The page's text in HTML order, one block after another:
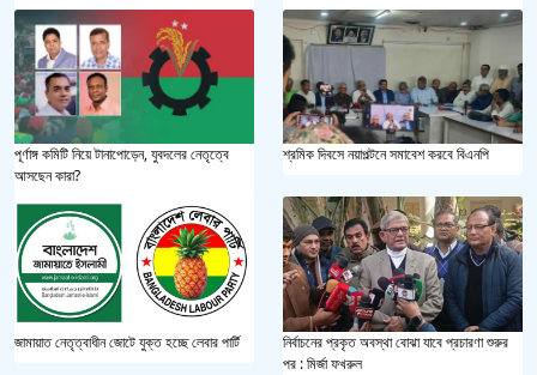
পূর্ণাঙ্গ কমিটি নিয়ে টানাপোড়েন, যুবদলের নেতৃত্বে
আসছেন কারা?
শ্রমিক দিবসে নয়াপল্টনে সমাবেশ করবে বিএনপি
জামায়াত নেতৃত্বাধীন জোটে যুক্ত হচ্ছে লেবার পার্টি
নির্বাচনের প্রকৃত অবস্থা বোঝা যাবে প্রচারণা শুরুর
পর : মির্জা ফখরুল